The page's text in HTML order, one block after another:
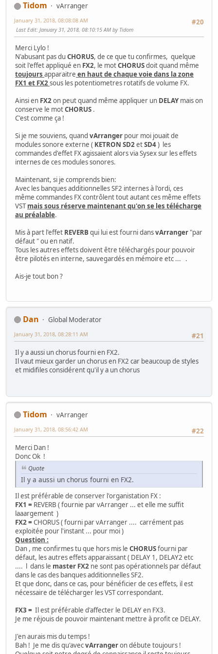
Tidom
vArranger
#20
January 31, 2018, 08:08:08 AM
Last Edit: January 31, 2018, 08:10:15 AM by Tidom
Merci Lylo !
N'abusant pas du CHORUS, de ce que tu confirmes, quelque
soit l'effet appliqué en FX2, le motCHORUSdoit quand même
toujours apparaitre en haut de chaque voie dans la zone
FX1 et FX2sous les potentiometres rotatifs de volume FX.
Ainsi en FX2on peut quand même appliquer un DELAY mais on
conserve le motCHORUS .
C'est comme ça !
Si je me souviens, quand vArranger pour moi jouait de
modules sonore externe ( KETRON SD2etSD4) les
commandes d'effet FX agissaient alors via Sysex sur les effets
internes de ces modules sonores.
Maintenant, si je comprends bien:
Avec les banques additionnelles SF2 internes à l'ordi, ces
même commandes FX contrôlent tout autant ces même effets
VSTmais sous réserve maintenant qu'on se les télécharge
au préalable.
Mis à part l'effet REVERBqui lui est fourni dansvArranger "par
défaut " ou en natif.
Tous les autres effets doivent être téléchargés pour pouvoir
être pilotés en interne, sauvegardés en mémoire etc ... .
Ais-je tout bon ?
Dan
Global Moderator
#21
January 31, 2018, 08:28:11 AM
Il y a aussi un chorus fourni en FX2.
Il vaut mieux garder un chorus en FX2 car beaucoup de styles
et midifiles considérent qu'il y a un chorus
Tidom
vArranger
#22
January 31, 2018, 08:56:42 AM
Merci Dan !
Donc Ok !
Quote
Il y a aussi un chorus fourni en FX2.
Il est préférable de conserver l'organistation FX :
FX1 = REVERB ( fournie par vArranger ... et elle me suffit
laaargement )
FX2 = CHORUS ( fourni par vArranger .... carrément pas
exploitée pour l'instant ... pour moi )
Question :
Dan , me confirmes tu que hors mis le CHORUSfourni par
défaut, les autres effets apparaissant ( DELAY 1, DELAY2 etc
.... l dans le master FX2 ne sont pas opérationnels par défaut
dans le cas des banques additionnelles SF2.
Et que donc, dans ce cas, pour bénéficier de ces effets, il est
nécessaire de télécharger les VST correspondant.
FX3 = Il est préférable d'affecter le DELAY en FX3.
Je me réjouis de pouvoir maintenant mettre à profit ce DELAY.
J'en aurais mis du temps !
Bah ! Je me dis qu'avecvArrangeron débute toujours !